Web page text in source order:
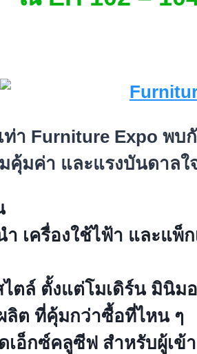
ท่า Furniture Expo พ
คุ้มค่า และแรงบันดาล
เครื่องใช้ไฟ้า และแ
ตล์ ตั้งแต่โมเดิร์น มินิม
ลิต ที่คุ้มกว่าซื้อที่ไหน ๆ
เอ็กซ์คลูซีฟ สำหรับผู้เข้